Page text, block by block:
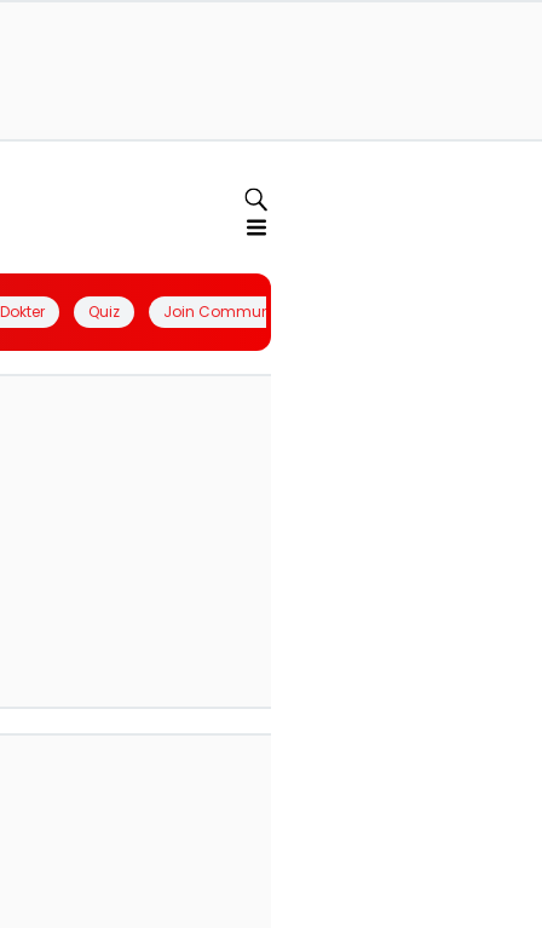
Quiz Join Community